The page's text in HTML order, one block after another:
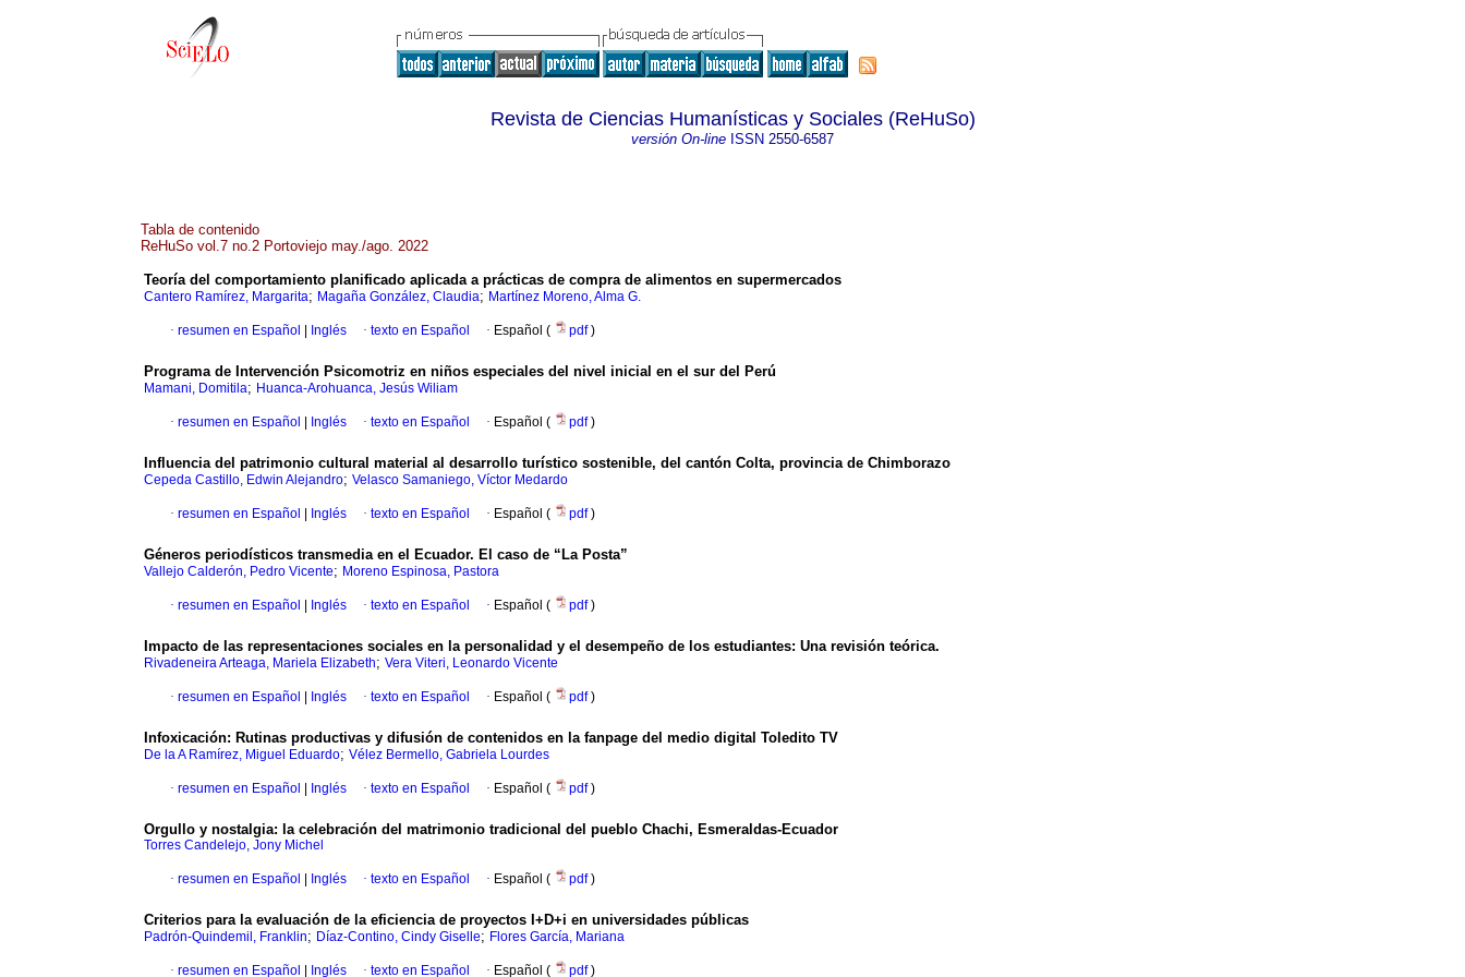
Revista de Ciencias Humanísticas y Sociales (ReHuSo)
versión On-line ISSN 2550-6587
Tabla de contenido
ReHuSo vol.7 no.2 Portoviejo may./ago. 2022
Teoría del comportamiento planificado aplicada a prácticas de compra de alimentos en supermercados
Cantero Ramírez, Margarita; Magaña González, Claudia; Martínez Moreno, Alma G.
· resumen en Español Inglés · texto en Español · Español ( pdf)
Programa de Intervención Psicomotriz en niños especiales del nivel inicial en el sur del Perú
Mamani, Domitila; Huanca-Arohuanca, Jesús Wiliam
· resumen en Español Inglés · texto en Español · Español ( pdf)
Influencia del patrimonio cultural material al desarrollo turístico sostenible, del cantón Colta, provincia de Chimborazo
Cepeda Castillo, Edwin Alejandro; Velasco Samaniego, Víctor Medardo
· resumen en Español Inglés · texto en Español · Español ( pdf)
Géneros periodísticos transmedia en el Ecuador. El caso de “La Posta”
Vallejo Calderón, Pedro Vicente; Moreno Espinosa, Pastora
· resumen en Español Inglés · texto en Español · Español ( pdf)
Impacto de las representaciones sociales en la personalidad y el desempeño de los estudiantes: Una revisión teórica.
Rivadeneira Arteaga, Mariela Elizabeth; Vera Viteri, Leonardo Vicente
· resumen en Español Inglés · texto en Español · Español ( pdf)
Infoxicación: Rutinas productivas y difusión de contenidos en la fanpage del medio digital Toledito TV
De la A Ramírez, Miguel Eduardo; Vélez Bermello, Gabriela Lourdes
· resumen en Español Inglés · texto en Español · Español ( pdf)
Orgullo y nostalgia: la celebración del matrimonio tradicional del pueblo Chachi, Esmeraldas-Ecuador
Torres Candelejo, Jony Michel
· resumen en Español Inglés · texto en Español · Español ( pdf)
Criterios para la evaluación de la eficiencia de proyectos I+D+i en universidades públicas
Padrón-Quindemil, Franklin; Díaz-Contino, Cindy Giselle; Flores García, Mariana
· resumen en Español Inglés · texto en Español · Español ( pdf)